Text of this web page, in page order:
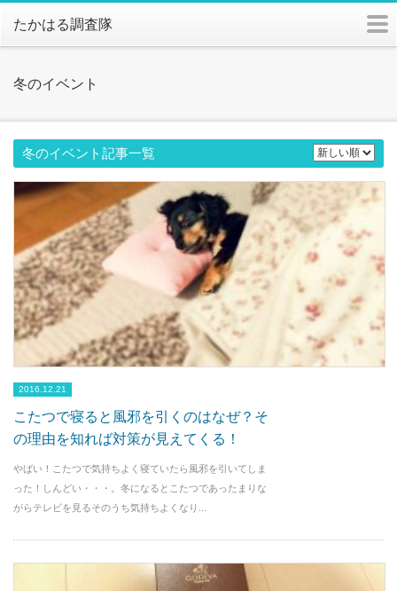
たかはる調査隊
冬のイベント
冬のイベント記事一覧
2016.12.21
こたつで寝ると風邪を引くのはなぜ？そ
の理由を知れば対策が見えてくる！
やばい！こたつで気持ちよく寝ていたら風邪を引いてしま
った！しんどい・・・。冬になるとこたつであったまりな
がらテレビを見るそのうち気持ちよくなり...